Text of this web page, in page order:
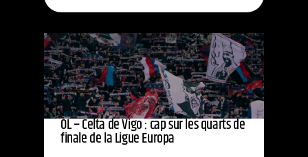
OL – Celta de Vigo : cap sur les quarts de
finale de la Ligue Europa